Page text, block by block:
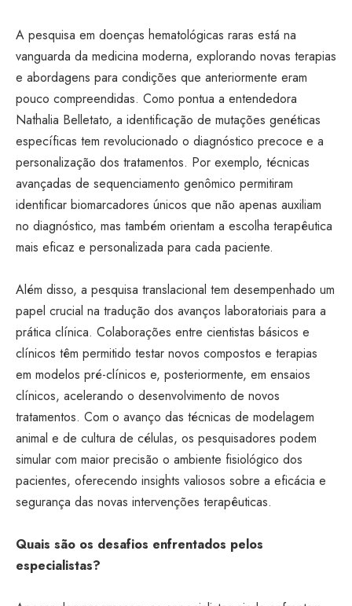
A pesquisa em doenças hematológicas raras está na
vanguarda da medicina moderna, explorando novas terapias
e abordagens para condições que anteriormente eram
pouco compreendidas. Como pontua a entendedora
Nathalia Belletato, a identificação de mutações genéticas
específicas tem revolucionado o diagnóstico precoce e a
personalização dos tratamentos. Por exemplo, técnicas
avançadas de sequenciamento genômico permitiram
identificar biomarcadores únicos que não apenas auxiliam
no diagnóstico, mas também orientam a escolha terapêutica
mais eficaz e personalizada para cada paciente.
Além disso, a pesquisa translacional tem desempenhado um
papel crucial na tradução dos avanços laboratoriais para a
prática clínica. Colaborações entre cientistas básicos e
clínicos têm permitido testar novos compostos e terapias
em modelos pré-clínicos e, posteriormente, em ensaios
clínicos, acelerando o desenvolvimento de novos
tratamentos. Com o avanço das técnicas de modelagem
animal e de cultura de células, os pesquisadores podem
simular com maior precisão o ambiente fisiológico dos
pacientes, oferecendo insights valiosos sobre a eficácia e
segurança das novas intervenções terapêuticas.
Quais são os desafios enfrentados pelos
especialistas?